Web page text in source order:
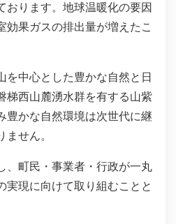
おります。地球温暖化の要因
効果ガスの排出量が増えたこ
中心とした豊かな自然と日
梯西山麓湧水群を有する山紫
豊かな自然環境は次世代に継
ません。
町民・事業者・行政が一丸
実現に向けて取り組むことと